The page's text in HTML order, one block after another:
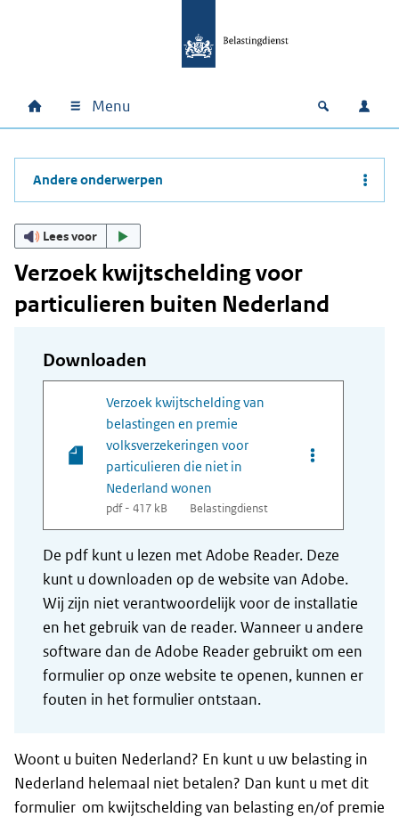
Hoofdnavigatie
Home Menu Open
Andere onderwerpen
Lees voor
Verzoek kwijtschelding voor
particulieren buiten Nederland
Downloaden
Verzoek kwijtschelding van
belastingen en premie
volksverzekeringen voor
particulieren die niet in
Nederland wonen
pdf - 417 kB Belastingdienst
Opties van
De pdf kunt u lezen met Adobe Reader. Deze
kunt u downloaden op de website van Adobe.
Wij zijn niet verantwoordelijk voor de installatie
en het gebruik van de reader. Wanneer u andere
software dan de Adobe Reader gebruikt om een
formulier op onze website te openen, kunnen er
fouten in het formulier ontstaan.
Woont u buiten Nederland? En kunt u uw belasting in
Nederland helemaal niet betalen? Dan kunt u met dit
formulier om kwijtschelding van belasting en/of premie